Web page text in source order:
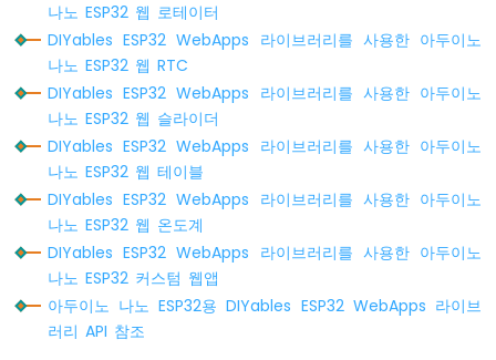
이
나
-
동
개
템
나노 ESP32 웹 로테이터
DIYables ESP32 WebApps 라이브러리를 사용한 아두이노
나노 ESP32 웹 RTC
DIYables ESP32 WebApps 라이브러리를 사용한 아두이노
나노 ESP32 웹 슬라이더
DIYables ESP32 WebApps 라이브러리를 사용한 아두이노
나노 ESP32 웹 테이블
DIYables ESP32 WebApps 라이브러리를 사용한 아두이노
나노 ESP32 웹 온도계
DIYables ESP32 WebApps 라이브러리를 사용한 아두이노
나노 ESP32 커스텀 웹앱
아두이노 나노 ESP32용 DIYables ESP32 WebApps 라이브
러리 API 참조